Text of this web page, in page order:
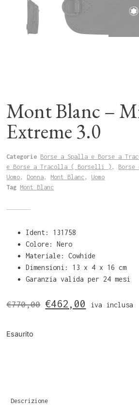
Mont Blanc –
Extreme 3.0
Categorie Borse a Spalla e Borse a
e Borse a Tracolla ( Borselli ) , Borse
Uomo, Donna, Mont Blanc, Uomo
Tag Mont Blanc
Ident: 131758
Colore: Nero
Materiale: Cowhide
Dimensioni: 13 x 4 x 16 cm
Garanzia valida per 24 mesi
€770,00 €462,00 iva inclusa
Esaurito
Descrizione